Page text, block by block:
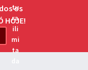
os
HOJE!